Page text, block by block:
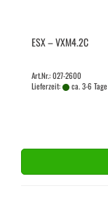
ESX – VXM4.2C
Art.Nr.: 027-2600
Lieferzeit:
ca. 3-6 Tage